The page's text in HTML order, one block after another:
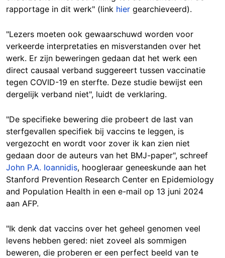
rapportage in dit werk" (link hier gearchieveerd).
"Lezers moeten ook gewaarschuwd worden voor
verkeerde interpretaties en misverstanden over het
werk. Er zijn beweringen gedaan dat het werk een
direct causaal verband suggereert tussen vaccinatie
tegen COVID-19 en sterfte. Deze studie bewijst een
dergelijk verband niet", luidt de verklaring.
"De specifieke bewering die probeert de last van
sterfgevallen specifiek bij vaccins te leggen, is
vergezocht en wordt voor zover ik kan zien niet
gedaan door de auteurs van het BMJ-paper", schreef
John P.A. Ioannidis, hoogleraar geneeskunde aan het
Stanford Prevention Research Center en Epidemiology
and Population Health in een e-mail op 13 juni 2024
aan AFP.
"Ik denk dat vaccins over het geheel genomen veel
levens hebben gered: niet zoveel als sommigen
beweren, die proberen er een perfect beeld van te